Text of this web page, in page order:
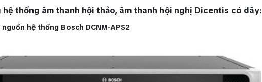
thống âm thanh hội thảo, âm thanh hội nghị Dicentis có dây:
hệ thống Bosch DCNM-APS2